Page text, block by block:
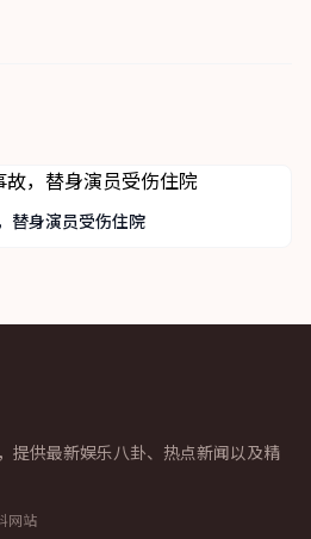
替身演员受伤住院
提供最新娱乐八卦、热点新闻以及精
网站